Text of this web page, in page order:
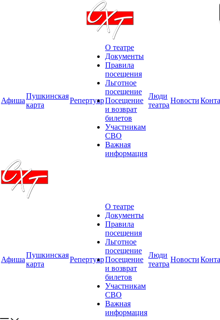
Афиша
Пушкинская
карта
Репертуар
О театре
Документы
Правила
посещения
Льготное
посещение
Посещение
и возврат
билетов
Участникам
СВО
Важная
информация
Люди
театра
Новости
Афиша
Пушкинская
карта
Репертуар
О театре
Документы
Правила
посещения
Льготное
посещение
Посещение
и возврат
билетов
Участникам
СВО
Важная
информация
Люди
театра
Новости